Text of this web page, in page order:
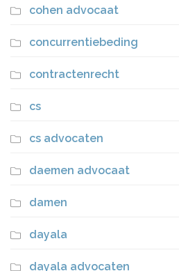
cohen advocaat
concurrentiebeding
contractenrecht
cs
cs advocaten
daemen advocaat
damen
dayala
dayala advocaten